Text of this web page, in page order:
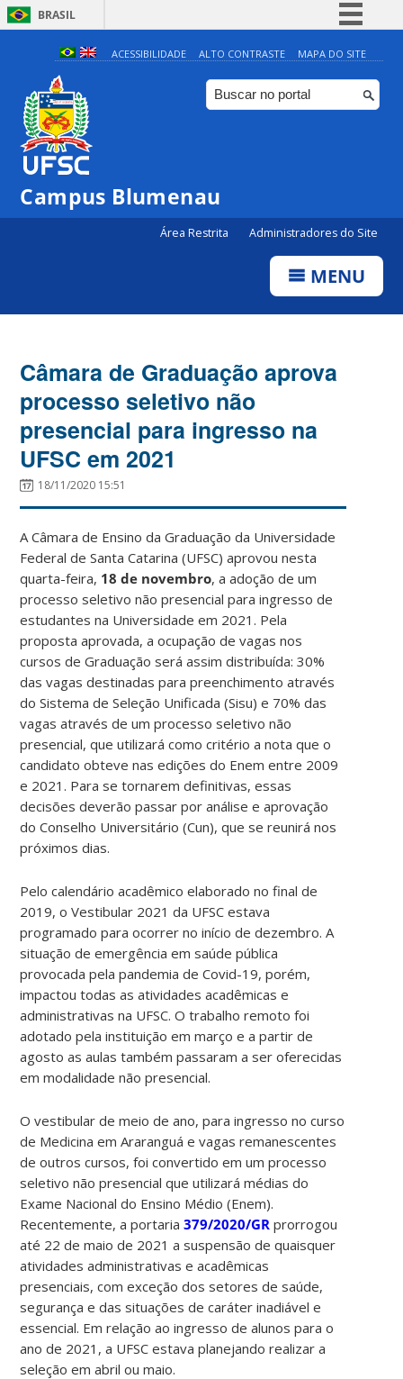
BRASIL
Simplifique!
Comunica BR
Participe
ACESSIBILIDADE ALTO CONTRASTE MAPA DO SITE
Campus Blumenau
Área Restrita Administradores do Site
MENU
Câmara de Graduação aprova
processo seletivo não
presencial para ingresso na
UFSC em 2021
18/11/2020 15:51
A Câmara de Ensino da Graduação da Universidade
Federal de Santa Catarina (UFSC) aprovou nesta
quarta-feira, 18 de novembro, a adoção de um
processo seletivo não presencial para ingresso de
estudantes na Universidade em 2021. Pela
proposta aprovada, a ocupação de vagas nos
cursos de Graduação será assim distribuída: 30%
das vagas destinadas para preenchimento através
do Sistema de Seleção Unificada (Sisu) e 70% das
vagas através de um processo seletivo não
presencial, que utilizará como critério a nota que o
candidato obteve nas edições do Enem entre 2009
e 2021. Para se tornarem definitivas, essas
decisões deverão passar por análise e aprovação
do Conselho Universitário (Cun), que se reunirá nos
próximos dias.
Pelo calendário acadêmico elaborado no final de
2019, o Vestibular 2021 da UFSC estava
programado para ocorrer no início de dezembro. A
situação de emergência em saúde pública
provocada pela pandemia de Covid-19, porém,
impactou todas as atividades acadêmicas e
administrativas na UFSC. O trabalho remoto foi
adotado pela instituição em março e a partir de
agosto as aulas também passaram a ser oferecidas
em modalidade não presencial.
O vestibular de meio de ano, para ingresso no curso
de Medicina em Araranguá e vagas remanescentes
de outros cursos, foi convertido em um processo
seletivo não presencial que utilizará médias do
Exame Nacional do Ensino Médio (Enem).
Recentemente, a portaria379/2020/GR prorrogou
até 22 de maio de 2021 a suspensão de quaisquer
atividades administrativas e acadêmicas
presenciais, com exceção dos setores de saúde,
segurança e das situações de caráter inadiável e
essencial. Em relação ao ingresso de alunos para o
ano de 2021, a UFSC estava planejando realizar a
seleção em abril ou maio.